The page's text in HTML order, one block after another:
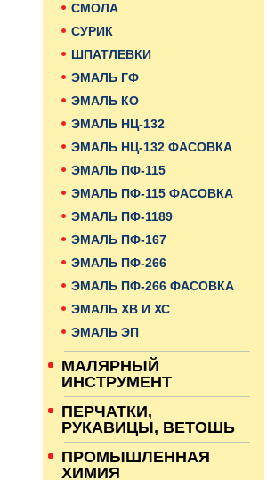
СМОЛА
СУРИК
ШПАТЛЕВКИ
ЭМАЛЬ ГФ
ЭМАЛЬ КО
ЭМАЛЬ НЦ-132
ЭМАЛЬ НЦ-132 ФАСОВКА
ЭМАЛЬ ПФ-115
ЭМАЛЬ ПФ-115 ФАСОВКА
ЭМАЛЬ ПФ-1189
ЭМАЛЬ ПФ-167
ЭМАЛЬ ПФ-266
ЭМАЛЬ ПФ-266 ФАСОВКА
ЭМАЛЬ ХВ И ХС
ЭМАЛЬ ЭП
МАЛЯРНЫЙ
ИНСТРУМЕНТ
ПЕРЧАТКИ,
РУКАВИЦЫ, ВЕТОШЬ
ПРОМЫШЛЕННАЯ
ХИМИЯ